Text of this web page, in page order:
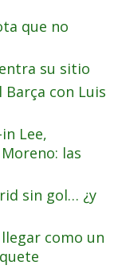
que no
su sitio
Barça con Luis
Lee,
las
sin gol… ¿y
como un